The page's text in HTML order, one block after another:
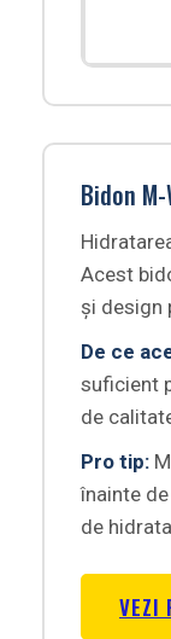
Bidon
Acest
și design
De ce
suficient
de
Pro tip:
înainte
de
VEZI